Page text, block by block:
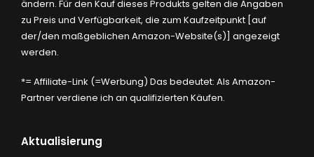
ändern. Für den Kauf dieses Produkts gelten die Angaben
zu Preis und Verfügbarkeit, die zum Kaufzeitpunkt [auf
der/den maßgeblichen Amazon-Website(s)] angezeigt
werden.
*= Affiliate-Link (=Werbung) Das bedeutet: Als Amazon-
Partner verdiene ich an qualifizierten Käufen.
Aktualisierung